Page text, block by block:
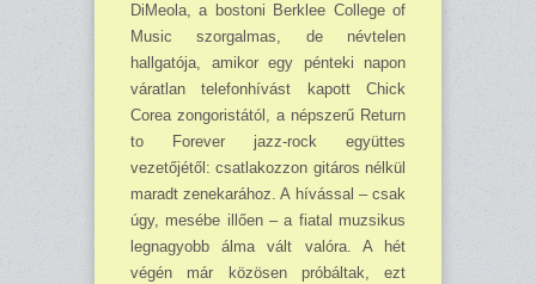
DiMeola, a bostoni Berklee College of
Music szorgal­mas, de névtelen
hallgatója, amikor egy pénteki napon
váratlan telefonhívást kapott Chick
Corea zongoristától, a népszerű Return
to Forever jazz-rock együttes
vezetőjétől: csatla­kozzon gitáros nélkül
maradt zenekarához. A hívással – csak
úgy, mesébe illően – a fiatal muzsikus
legnagyobb álma vált valóra. A hét
végén már közösen próbáltak, ezt